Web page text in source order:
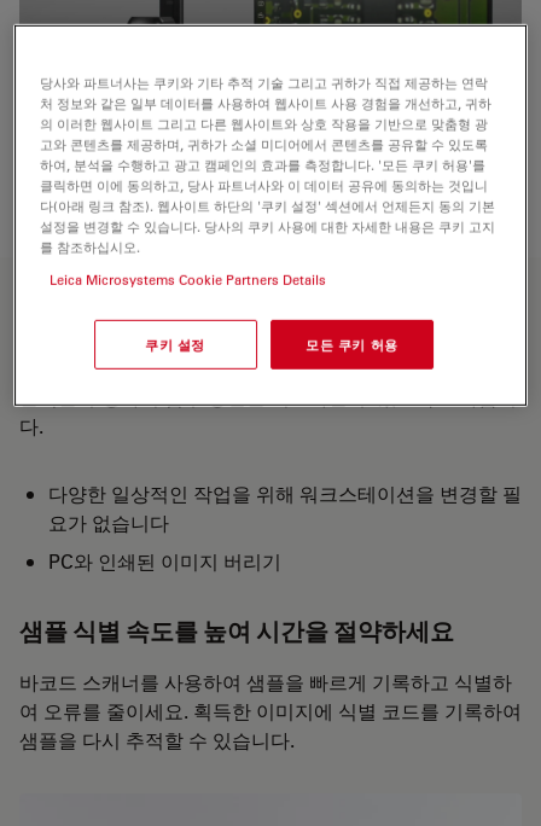
단일 시스템으로 작업
Enersight는 단일 솔루션으로 시각적 관찰, 이미지 수집 및
다.
다양한 일상적인 작업을 위해 워크스테이션을 변경할 필
요가 없습니다
PC와 인쇄된 이미지 버리기
샘플 식별 속도를 높여 시간을 절약하세요
바코드 스캐너를 사용하여 샘플을 빠르게 기록하고 식별하
여 오류를 줄이세요. 획득한 이미지에 식별 코드를 기록하여
샘플을 다시 추적할 수 있습니다.
당사와 파트너사는 쿠키와 기타 추적 기술 그리고 귀하가 직접 제공하는 연락
처 정보와 같은 일부 데이터를 사용하여 웹사이트 사용 경험을 개선하고, 귀하
의 이러한 웹사이트 그리고 다른 웹사이트와 상호 작용을 기반으로 맞춤형 광
고와 콘텐츠를 제공하며, 귀하가 소셜 미디어에서 콘텐츠를 공유할 수 있도록
하여, 분석을 수행하고 광고 캠페인의 효과를 측정합니다. '모든 쿠키 허용'를
클릭하면 이에 동의하고, 당사 파트너사와 이 데이터 공유에 동의하는 것입니
다(아래 링크 참조). 웹사이트 하단의 '쿠키 설정' 섹션에서 언제든지 동의 기본
설정을 변경할 수 있습니다. 당사의 쿠키 사용에 대한 자세한 내용은 쿠키 고지
를 참조하십시오.
Leica Microsystems Cookie Partners Details
쿠키 설정 모든 쿠키 허용